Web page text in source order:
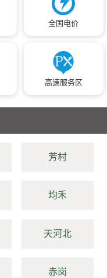
全国电价
高速服务区
芳村
均禾
天河北
赤岗